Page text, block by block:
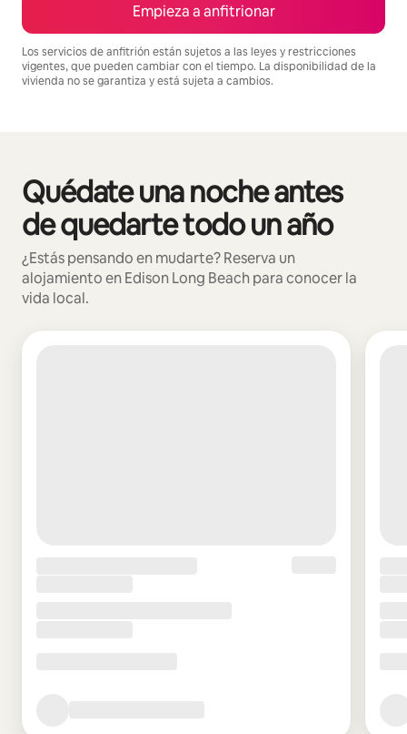
Empieza a anfitrionar
Los servicios de anfitrión están sujetos a las leyes y restricciones
vigentes, que pueden cambiar con el tiempo. La disponibilidad de la
vivienda no se garantiza y está sujeta a cambios.
Quédate una noche antes
de quedarte todo un año
¿Estás pensando en mudarte? Reserva un
alojamiento en Edison Long Beach para conocer la
vida local.
Se muestran0 de 0 elementos